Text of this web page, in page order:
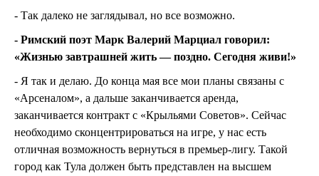
- Так далеко не заглядывал, но все возможно.
- Римский поэт Марк Валерий Марциал говорил:
«Жизнью завтрашней жить — поздно. Сегодня живи!»
- Я так и делаю. До конца мая все мои планы связаны с
«Арсеналом», а дальше заканчивается аренда,
заканчивается контракт с «Крыльями Советов». Сейчас
необходимо сконцентрироваться на игре, у нас есть
отличная возможность вернуться в премьер-лигу. Такой
город как Тула должен быть представлен на высшем